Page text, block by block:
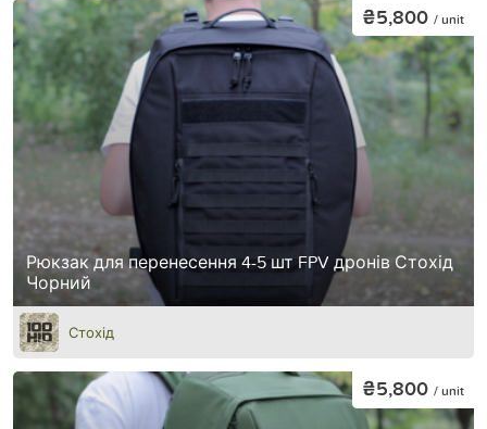
Рюкзак для перенесення 4-5 шт FPV дронів Стохід
Чорний
₴5,800 / unit
Стохід
₴5,800 / unit